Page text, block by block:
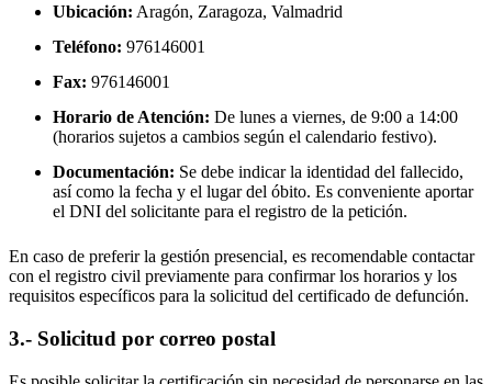
Ubicación: Aragón, Zaragoza, Valmadrid
Teléfono: 976146001
Fax: 976146001
Horario de Atención: De lunes a viernes, de 9:00 a 14:00
(horarios sujetos a cambios según el calendario festivo).
Documentación: Se debe indicar la identidad del fallecido,
así como la fecha y el lugar del óbito. Es conveniente aportar
el DNI del solicitante para el registro de la petición.
En caso de preferir la gestión presencial, es recomendable contactar
con el registro civil previamente para confirmar los horarios y los
requisitos específicos para la solicitud del certificado de defunción.
3.- Solicitud por correo postal